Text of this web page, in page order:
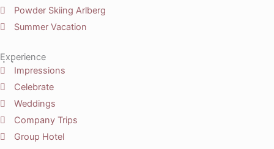
Powder Skiing Arlberg
Summer Vacation
Experience
Impressions
Celebrate
Weddings
Company Trips
Group Hotel